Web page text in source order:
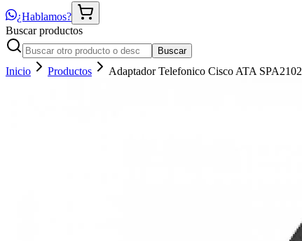
¿Hablamos?
Buscar productos
Buscar
Inicio Productos Adaptador Telefonico Cisco ATA SPA2102